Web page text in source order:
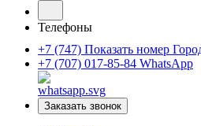
Телефоны
+7 (747) Показать номер
+7 (707) 017-85-84 WhatsApp
Заказать звонок